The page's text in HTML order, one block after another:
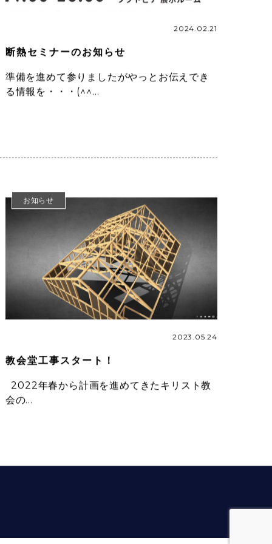
2024.02.21
断熱セミナーのお知らせ
準備を進めて参りましたがやっとお伝えでき
る情報を・・・(^^…
お知らせ
2023.05.24
教会堂工事スタート！
2022年春から計画を進めてきたキリスト教
会の…